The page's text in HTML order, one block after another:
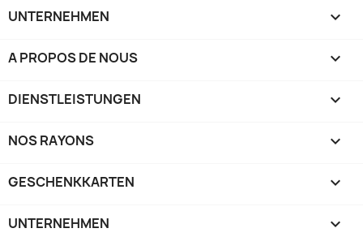
UNTERNEHMEN 
A PROPOS DE NOUS 
DIENSTLEISTUNGEN 
NOS RAYONS 
GESCHENKKARTEN 
UNTERNEHMEN 